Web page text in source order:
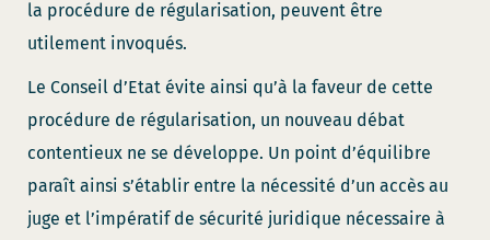
la procédure de régularisation, peuvent être
utilement invoqués.
Le Conseil d’Etat évite ainsi qu’à la faveur de cette
procédure de régularisation, un nouveau débat
contentieux ne se développe. Un point d’équilibre
paraît ainsi s’établir entre la nécessité d’un accès au
juge et l’impératif de sécurité juridique nécessaire à